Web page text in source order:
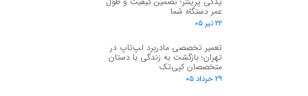
عمر دستگاه شما
۲۲ تیر ۰۵
تعمیر تخصصی مادربرد لپ‌تاپ در
تهران؛ بازگشت به زندگی با دستان
متخصصان کپی‌تک
۲۹ خرداد ۰۵